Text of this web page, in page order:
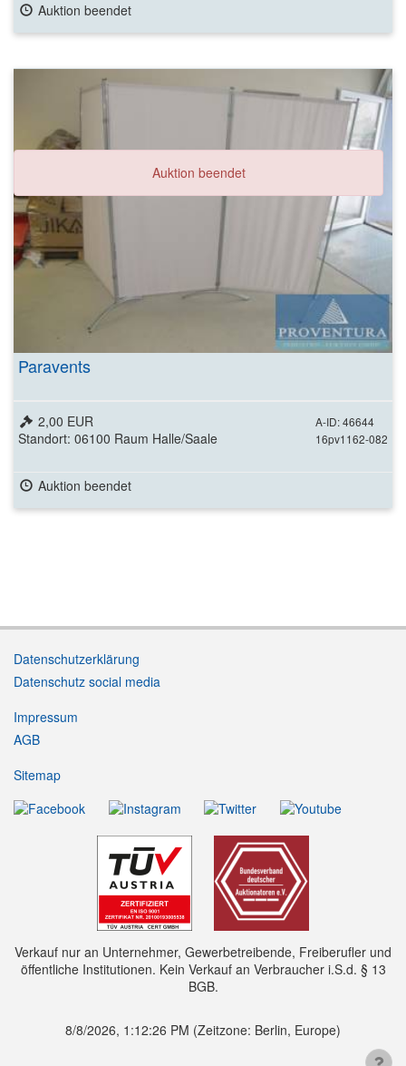
Auktion beendet
Auktion beendet
Paravents
A-ID: 46644
16pv1162-082
2,00 EUR
Standort: 06100 Raum Halle/Saale
Auktion beendet
Datenschutzerklärung
Datenschutz social media
Impressum
AGB
Sitemap
Verkauf nur an Unternehmer, Gewerbetreibende, Freiberufler und
öffentliche Institutionen. Kein Verkauf an Verbraucher i.S.d. § 13
BGB.
8/8/2026, 1:12:26 PM (Zeitzone: Berlin, Europe)